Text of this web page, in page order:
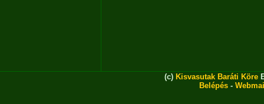
(c) Kisvasutak Baráti Köre
Belépés -